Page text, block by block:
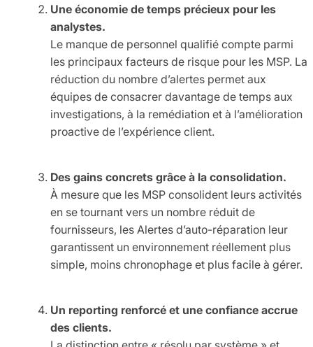
Une économie de temps précieux pour les
analystes.
Le manque de personnel qualifié compte parmi
les principaux facteurs de risque pour les MSP. La
réduction du nombre d’alertes permet aux
équipes de consacrer davantage de temps aux
investigations, à la remédiation et à l’amélioration
proactive de l’expérience client.
Des gains concrets grâce à la consolidation.
À mesure que les MSP consolident leurs activités
en se tournant vers un nombre réduit de
fournisseurs, les Alertes d’auto-réparation leur
garantissent un environnement réellement plus
simple, moins chronophage et plus facile à gérer.
Un reporting renforcé et une confiance accrue
des clients.